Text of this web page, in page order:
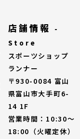
店舗情報
-
Store
スポーツショップ
ランナー
〒930-0084 富山
県富山市大手町6-
14 1F
営業時間：10:30～
18:00（火曜定休）